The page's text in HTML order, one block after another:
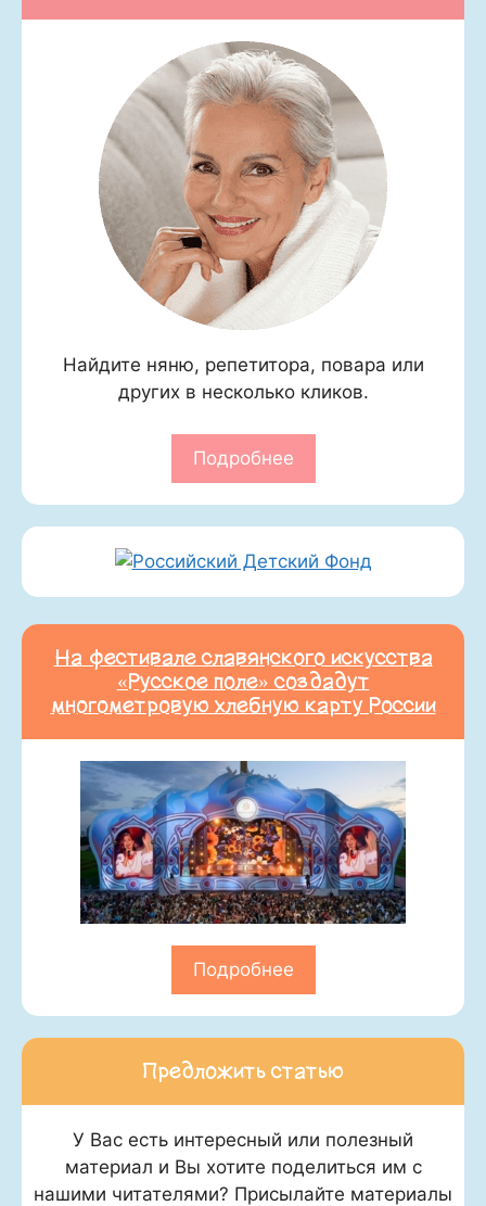
Найдите няню, репетитора, повара или
других в несколько кликов.
Подробнее
На фестивале славянского искусства
«Русское поле» создадут
многометровую хлебную карту России
Подробнее
Предложить статью
У Вас есть интересный или полезный
материал и Вы хотите поделиться им с
нашими читателями? Присылайте материалы